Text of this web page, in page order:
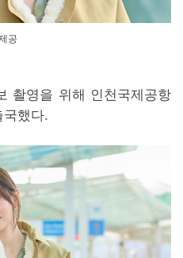
공
촬영을 위해 인천국제공항
했다.